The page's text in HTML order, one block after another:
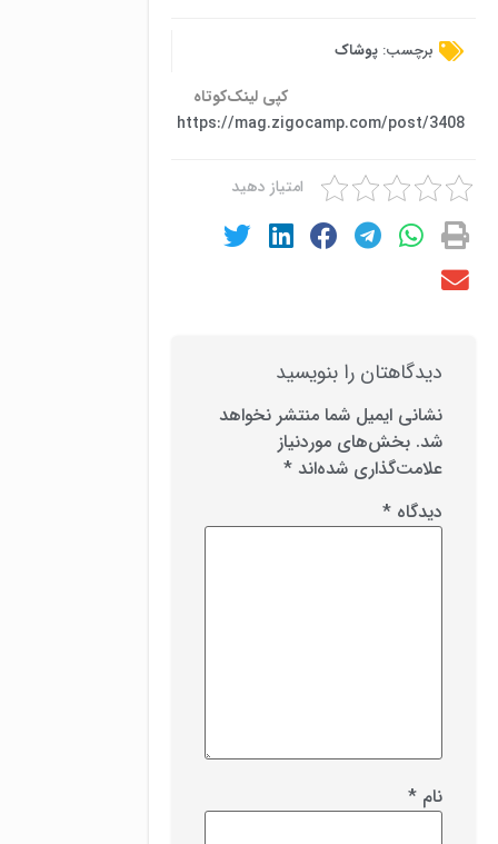
برچسب: پوشاک
کپی لینک‌کوتاه
https://mag.zigocamp.com/post/3408
امتیاز دهید
دیدگاهتان را بنویسید
نشانی ایمیل شما منتشر نخواهد
شد. بخش‌های موردنیاز
علامت‌گذاری شده‌اند *
دیدگاه *
نام *